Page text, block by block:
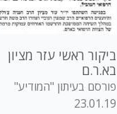
ביקור ראשי עזר מציון
בא.ר.ם
פורסם בעיתון "המודיע"
23.01.19